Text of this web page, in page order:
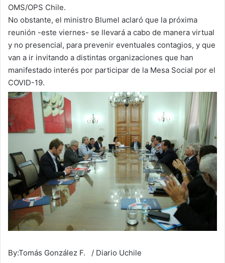
OMS/OPS Chile.
No obstante, el ministro Blumel aclaró que la próxima
reunión -este viernes- se llevará a cabo de manera virtual
y no presencial, para prevenir eventuales contagios, y que
van a ir invitando a distintas organizaciones que han
manifestado interés por participar de la Mesa Social por el
COVID-19.
By:Tomás González F. / Diario Uchile